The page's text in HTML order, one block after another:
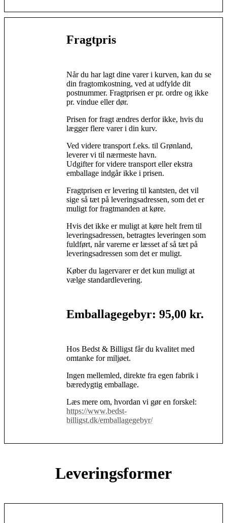
Fragtpris
Når du har lagt dine varer i kurven, kan du se
din fragtomkostning, ved at udfylde dit
postnummer. Fragtprisen er pr. ordre og ikke
pr. vindue eller dør.
Prisen for fragt ændres derfor ikke, hvis du
lægger flere varer i din kurv.
Ved videre transport f.eks. til Grønland,
leverer vi til nærmeste havn.
Udgifter for videre transport eller ekstra
emballage indgår ikke i prisen.
Fragtprisen er levering til kantsten, det vil
sige så tæt på leveringsadressen, som det er
muligt for fragtmanden at køre.
Hvis det ikke er muligt at køre helt frem til
leveringsadressen, betragtes leveringen som
fuldført, når varerne er læsset af så tæt på
leveringsadressen som det er muligt.
Køber du lagervarer er det kun muligt at
vælge standardlevering.
Emballagegebyr: 95,00 kr.
Hos Bedst & Billigst får du kvalitet med
omtanke for miljøet.
Ingen mellemled, direkte fra egen fabrik i
bæredygtig emballage.
Læs mere om, hvordan vi gør en forskel:
https://www.bedst-
billigst.dk/emballagegebyr/
Leveringsformer